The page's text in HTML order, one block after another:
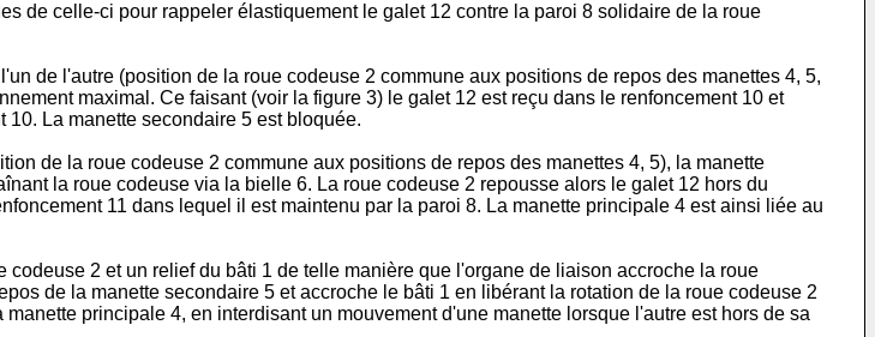
de celle-ci pour rappeler élastiquement le galet 12 contre la paroi 8 solidaire de la roue
de l'autre (position de la roue codeuse 2 commune aux positions de repos des manettes 4, 5,
maximal. Ce faisant (voir la figure 3) le galet 12 est reçu dans le renfoncement 10 et
La manette secondaire 5 est bloquée.
de la roue codeuse 2 commune aux positions de repos des manettes 4, 5), la manette
la roue codeuse via la bielle 6. La roue codeuse 2 repousse alors le galet 12 hors du
11 dans lequel il est maintenu par la paroi 8. La manette principale 4 est ainsi liée au
2 et un relief du bâti 1 de telle manière que l'organe de liaison accroche la roue
de la manette secondaire 5 et accroche le bâti 1 en libérant la rotation de la roue codeuse 2
principale 4, en interdisant un mouvement d'une manette lorsque l'autre est hors de sa